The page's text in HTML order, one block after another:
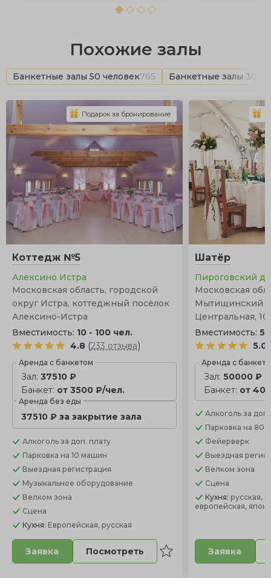
Похожие залы
Банкетные залы 50 человек765 Банкетные залы 30
Коттедж №5
Алексино Истра
Московская область, городской
округ Истра, коттеджный посёлок
Алексино-Истра
Вместимость: 10 - 100 чел.
4.8 (233 отзыва)
Аренда с банкетом
Зал: 37510 ₽
Банкет: от 3500 ₽/чел.
Аренда без еды
37510 ₽ за закрытие зала
Алкоголь за доп. плату
Парковка на 10 машин
Выездная регистрация
Музыкальное оборудование
Велком зона
Сцена
Кухня: Европейская, русская
Заявка Посмотреть
Подарок за бронирование
Шатёр
Пироговский
Московская
Мытищинский
Центральная,
Вместимость:
5.0
Аренда с
Зал:50000 ₽
Банкет: от
Алкоголь за
Парковка на 80
Фейерверк
Выездная
Велком зона
Сцена
Кухня:русская,
европейская,
Заявка